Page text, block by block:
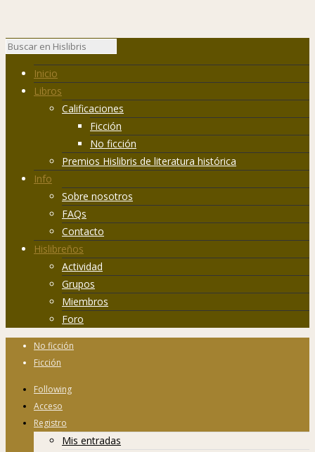
Inicio
Libros
Calificaciones
Ficción
No ficción
Premios Hislibris de literatura histórica
Info
Sobre nosotros
FAQs
Contacto
Hislibreños
Actividad
Grupos
Miembros
Foro
No ficción
Ficción
Following
Acceso
Registro
Mis entradas